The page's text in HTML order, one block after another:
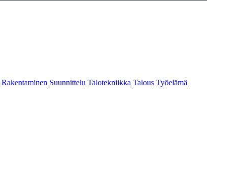
Rakentaminen Suunnittelu Talotekniikka Talous Työelämä